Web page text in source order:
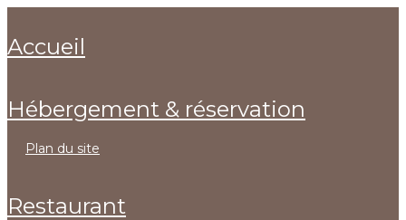
accueil
hébergement & réservation
plan du site
restaurant